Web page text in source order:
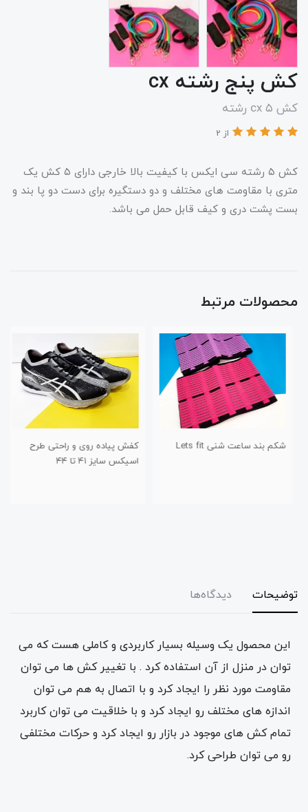
کش پنج رشته cx
کش cx ۵ رشته
از 2
کش ۵ رشته سی ایکس با کیفیت بالا خارجی دارای ۵ کش یک
متری با مقاومت های مختلف و دو دستگیره برای دست دو پا بند و
بست پشت دری و کیف قابل حمل می باشد.
محصولات مرتبط
شکم بند ساعت شنی Lets fit
کفش پیاده روی و راحتی طرح
اسیکس سایز ۴۱ تا ۴۴
توضیحات دیدگاه‌ها
این محصول یک وسیله بسیار کاربردی و کاملی هست که می
توان در منزل از آن استفاده کرد . با تغییر کش ها می توان
مقاومت مورد نظر را ایجاد کرد و با اتصال به هم می توان
اندازه های مختلف رو ایجاد کرد و با خلاقیت می توان کاربرد
تمام کش های موجود در بازار رو ایجاد کرد و حرکات مختلفی
رو می توان طراحی کرد.